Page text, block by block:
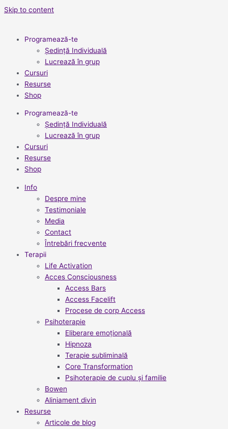
Skip to content
Programează-te
Ședință Individuală
Lucrează în grup
Cursuri
Resurse
Shop
Programează-te
Ședință Individuală
Lucrează în grup
Cursuri
Resurse
Shop
Info
Despre mine
Testimoniale
Media
Contact
Întrebări frecvente
Terapii
Life Activation
Acces Consciousness
Access Bars
Access Facelift
Procese de corp Access
Psihoterapie
Eliberare emoțională
Hipnoza
Terapie subliminală
Core Transformation
Psihoterapie de cuplu și familie
Bowen
Aliniament divin
Resurse
Articole de blog